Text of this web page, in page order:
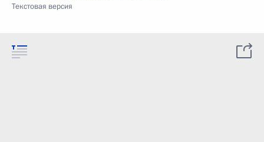
Текстовая версия